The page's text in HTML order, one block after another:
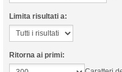
Limita risultati a:
Ritorna ai primi: